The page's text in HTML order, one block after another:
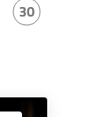
30